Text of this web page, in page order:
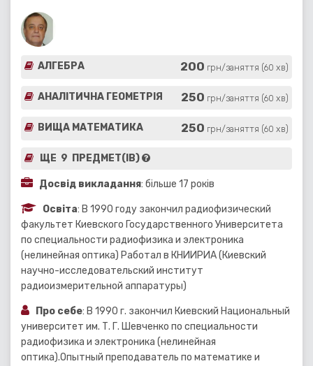
АЛГЕБРА 200 грн/заняття (60 хв)
АНАЛІТИЧНА ГЕОМЕТРІЯ 250 грн/заняття (60 хв)
ВИЩА МАТЕМАТИКА 250 грн/заняття (60 хв)
ЩЕ 9 ПРЕДМЕТ(ІВ)
Досвід викладання: більше 17 років
Освіта: В 1990 году закончил радиофизический
факультет Киевского Государственного Университета
по специальности радиофизика и электроника
(нелинейная оптика) Работал в КНИИРИА (Киевский
научно-исследовательский институт
радиоизмерительной аппаратуры)
Про себе: В 1990 г. закончил Киевский Национальный
университет им. Т. Г. Шевченко по специальности
радиофизика и электроника (нелинейная
оптика).Опытный преподаватель по математике и